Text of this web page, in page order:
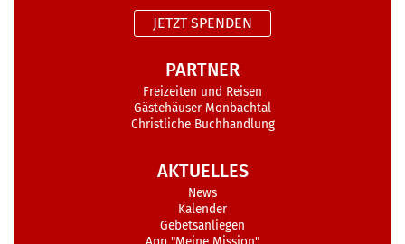
JETZT SPENDEN
PARTNER
Freizeiten und Reisen
Gästehäuser Monbachtal
Christliche Buchhandlung
AKTUELLES
News
Kalender
Gebetsanliegen